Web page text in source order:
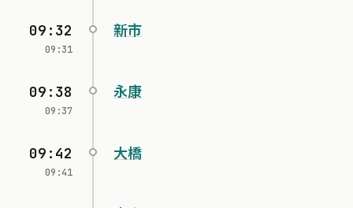
09:32
09:31
新市
09:38
09:37
永康
09:42
09:41
大橋